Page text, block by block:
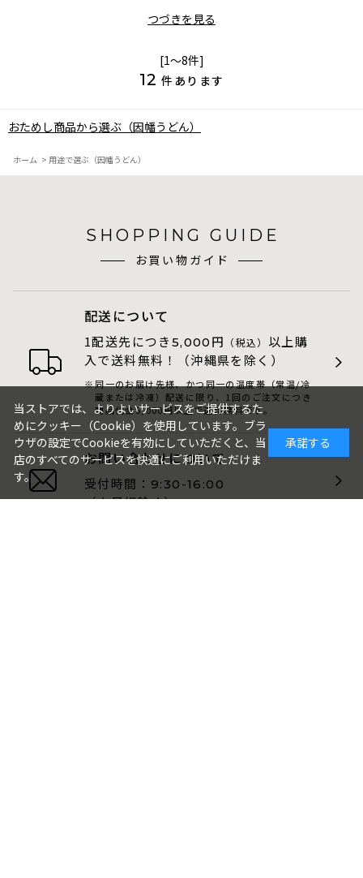
つづきを見る
[1～8件]
12 件あります
おためし商品から選ぶ（因幡うどん）
ホーム > 用途で選ぶ（因幡うどん）
SHOPPING GUIDE
お買い物ガイド
配送について
1配送先につき 5,000 円 （税込） 以上購
入で送料無料！（沖縄県を除く）
同一のお届け先様、かつ同一の温度帯（常温/冷
蔵または冷凍）配送に限り、1回のご注文につき
商品代金5,000円以上で送料無料です。
お問い合わせについて
受付時間： 9:30-16:00
（土日祝除く）
当ストアでは、よりよいサービスをご提供するた
めにクッキー（Cookie）を使用しています。ブラ
ウザの設定でCookieを有効にしていただくと、当
店のすべてのサービスを快適にご利用いただけま
す。
承諾する